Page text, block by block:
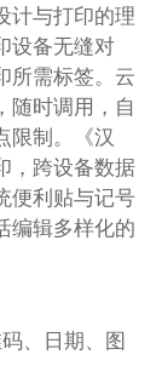
计与打印的理
设备无缝对
所需标签。云
随时调用，自
限制。《汉
，跨设备数据
便利贴与记号
编辑多样化的
、日期、图